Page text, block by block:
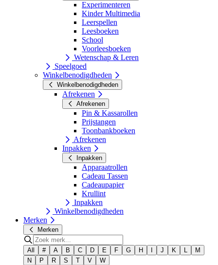
Experimenteren
Kinder Multimedia
Leerspellen
Leesboeken
School
Voorleesboeken
Wetenschap & Leren
Speelgoed
Winkelbenodigdheden
Winkelbenodigdheden
Afrekenen
Afrekenen
Pin & Kassarollen
Prijstangen
Toonbankboeken
Afrekenen
Inpakken
Inpakken
Apparaatrollen
Cadeau Tassen
Cadeaupapier
Krullint
Inpakken
Winkelbenodigdheden
Merken
Merken
All # A B C D E F G H J K L
M
N
P R S T V W